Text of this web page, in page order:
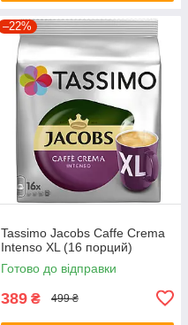
–22%
Tassimo Jacobs Caffe Crema
Intenso XL (16 порций)
Готово до відправки
389 ₴ 499 ₴